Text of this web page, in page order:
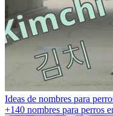
Ideas de nombres para
+140 nombres para perros